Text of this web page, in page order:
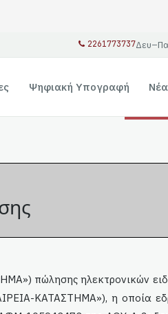
2261773737
Ψηφιακή Υπογραφή Νέα
πώλησης ηλεκτρονικών
ΚΑΤΑΣΤΗΜΑ»), η οποία